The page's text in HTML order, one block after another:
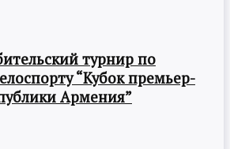
турнир по
“Кубок премьер-
Армения”